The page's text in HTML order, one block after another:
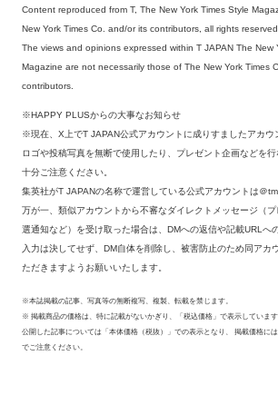
Content reproduced from T, The New York Times Style
New York Times Co. and/or its contributors, all rights reserved.
The views and opinions expressed within T JAPAN The New
Magazine are not necessarily those of The New York Times
contributors.
※HAPPY PLUSからの大事なお知らせ
※現在、X上でT JAPAN公式アカウントに成りすましたアカウ
ロゴや投稿写真を無断で使用したり、プレゼント企画などを
十分ご注意ください。
集英社がT JAPANの名称で運営している公式アカウントは＠
万が一、類似アカウントから不審なダイレクトメッセージ（
選通知など）を受け取った場合は、DMへの返信や記載URLへ
入力は決してせず、DM自体を削除し、被害防止のため同アカ
ただきますようお願いいたします。
※本誌掲載の記事、写真等の無断複写、複製、転載を禁じます。
※ 掲載商品の価格は、特に記載がないかぎり、「税込価格」で表示していま
公開した記事については「本体価格（税抜）」での表示となり、 掲載価格に
でご注意ください。